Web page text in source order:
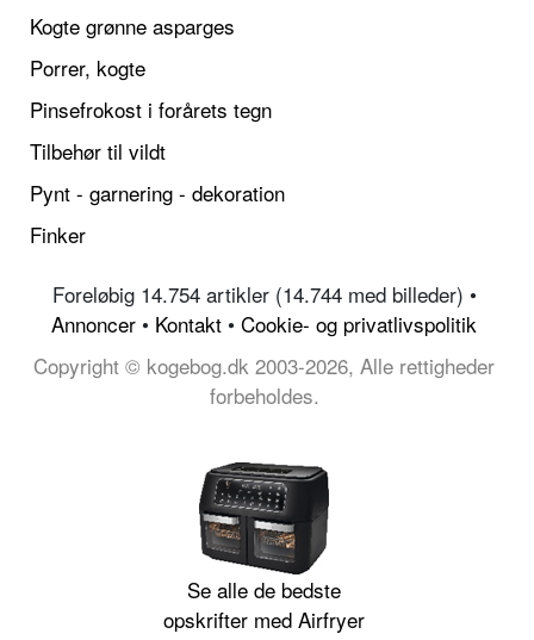
Kogte grønne asparges
Porrer, kogte
Pinsefrokost i forårets tegn
Tilbehør til vildt
Pynt - garnering - dekoration
Finker
Foreløbig 14.754 artikler (14.744 med billeder) •
Annoncer • Kontakt • Cookie- og privatlivspolitik
Copyright © kogebog.dk 2003-2026, Alle rettigheder
forbeholdes.
Se alle de bedste
opskrifter med Airfryer